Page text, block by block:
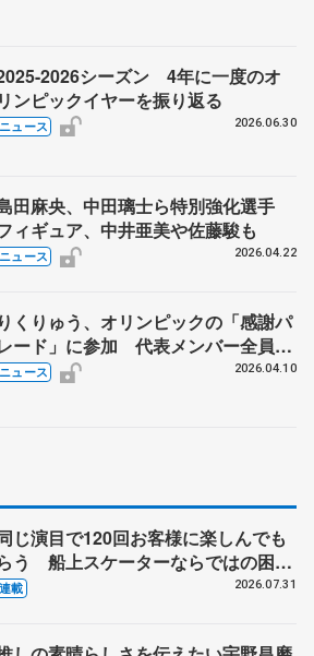
2026シーズン 4年に一度のオ
リンピックイヤーを振り返る
ニュース 2026.06.30
田麻央、中田璃士ら特別強化選手
ィギュア、中井亜美や佐藤駿も
ニュース 2026.04.22
りくりゅう、オリンピックの「感謝パ
ード」に参加 代表メンバー全員
、東京・日本橋で25日
ニュース 2026.04.10
じ演目で120回お客様に楽しんでも
う 船上スケーターならではの困難
は 影響あったPIW前キャプテン松
連載 2026.07.31